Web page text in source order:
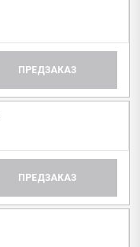
ПРЕДЗАКАЗ
ПРЕДЗАКАЗ